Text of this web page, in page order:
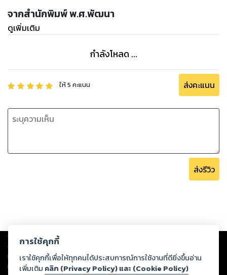
#อังกฤษ #ภาษาอังกฤษ #เก่งอังกฤษ #แบบฝึกหัดภาษาอังกฤษ
จากสำนักพิมพ์ พ.ศ.พัฒนา
ดูเพิ่มเติม
กำลังโหลด ...
ให้5 คะแนน ส่งคะแนน
ส่งรีวิว
Copyright © 2026
ต่อผลงานหรือเนื้อหาใดที่อัปโหลดผ่านเว็บไซต์และปรากฏว่าละเมิดสิทธิใน
ทรัพย์สินทางปัญญาของบุคคลอื่นหรือขัดต่อกฎหมายและศีลธรรม ดังนั้น ผู้อ่าน
ทุกท่านโปรดใช้วิจารณญาณในการกลั่นกรองด้วยตนเอง และหากท่านพบว่าส่วน
การใช้คุกกี้
เราใช้คุกกี้เพื่อให้ทุกคนได้ประสบการณ์การใช้งานที่ดียิ่งขึ้นอ่าน
เพิ่มเติม คลิก (Privacy Policy) และ (Cookie Policy)